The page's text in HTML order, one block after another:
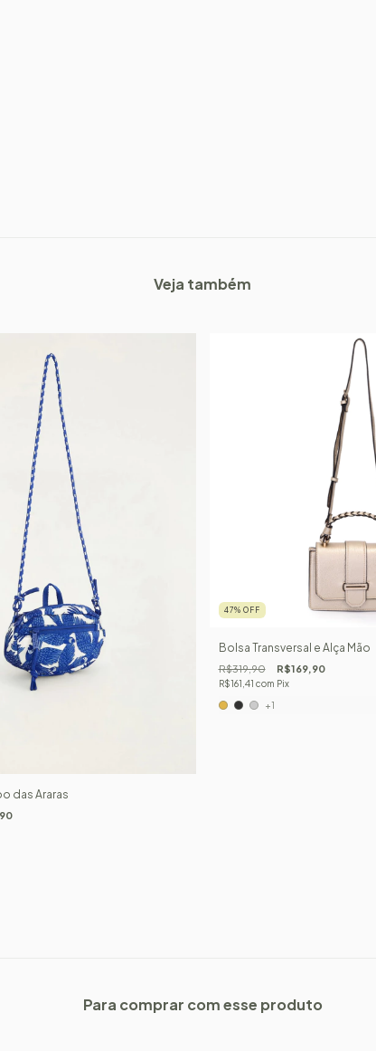
Veja também
das Araras
47% OFF
Bolsa Transversal e Alça Mão
R$319,90 R$169,90
R$161,41 com Pix
+1
Para comprar com esse produto